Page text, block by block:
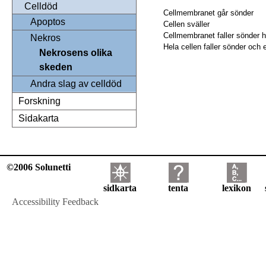
Celldöd
Apoptos
Nekros
Nekrosens olika
skeden
Andra slag av celldöd
Forskning
Sidakarta
Cellmembranet går sönder
Cellen sväller
Cellmembranet faller sönder
Hela cellen faller sönder och
©2006 Solunetti
sidkarta tenta lexikon
Accessibility Feedback